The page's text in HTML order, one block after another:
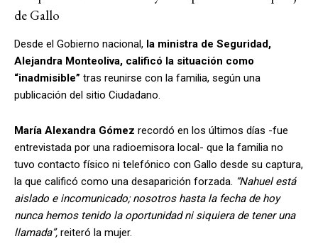
de Gallo
Desde el Gobierno nacional, la ministra de Seguridad,
Alejandra Monteoliva, calificó la situación como
“inadmisible” tras reunirse con la familia, según una
publicación del sitio Ciudadano.
María Alexandra Gómez recordó en los últimos días -fue
entrevistada por una radioemisora local- que la familia no
tuvo contacto físico ni telefónico con Gallo desde su captura,
la que calificó como una desaparición forzada. “Nahuel está
aislado e incomunicado; nosotros hasta la fecha de hoy
nunca hemos tenido la oportunidad ni siquiera de tener una
llamada”, reiteró la mujer.